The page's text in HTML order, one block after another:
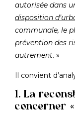
autorisée dans
disposition
communale, le
prévention des
autrement. »
Il convient
1. La
concerner «